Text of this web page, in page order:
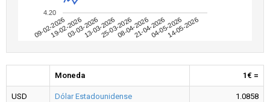
09-02-202619-02-202603-03-202613-03-202625-03-202608-04-202621-04-202604-05-202614-05-2026
4.20
Moneda 1€ =
USD Dólar Estadounidense 1.0858